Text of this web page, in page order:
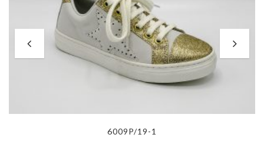
6009P/19-1